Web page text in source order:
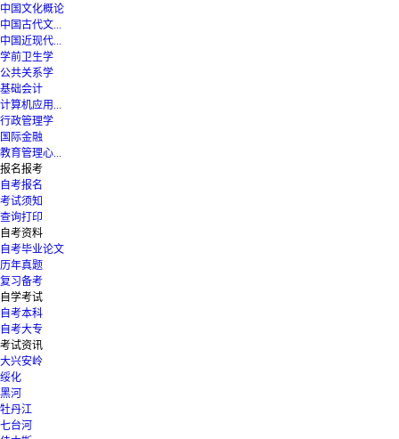
中国文化概论
中国古代文...
中国近现代...
学前卫生学
公共关系学
基础会计
计算机应用...
行政管理学
国际金融
教育管理心...
报名报考
自考报名
考试须知
查询打印
自考资料
自考毕业论文
历年真题
复习备考
自学考试
自考本科
自考大专
考试资讯
大兴安岭
绥化
黑河
牡丹江
七台河